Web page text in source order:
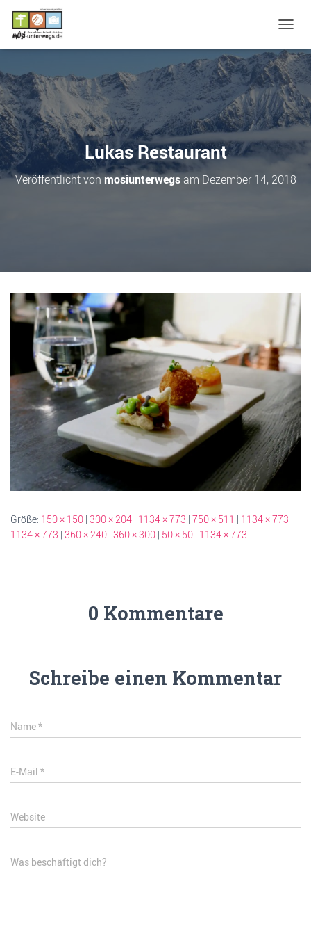
A
V
I
G
A
T
I
O
M
E
Lukas Restaurant
Veröffentlicht von mosiunterwegsam Dezember 14, 2018
Größe: 150 × 150 | 300 × 204 | 1134 × 773 | 750 × 511 | 1134 × 773 |
1134 × 773 | 360 × 240 | 360 × 300 | 50 × 50 | 1134 × 773
0 Kommentare
Schreibe einen Kommentar
Name*
E-Mail *
Website
Was beschäftigt dich?